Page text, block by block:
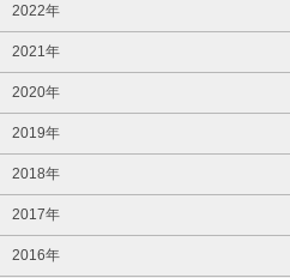
2022年
2021年
2020年
2019年
2018年
2017年
2016年